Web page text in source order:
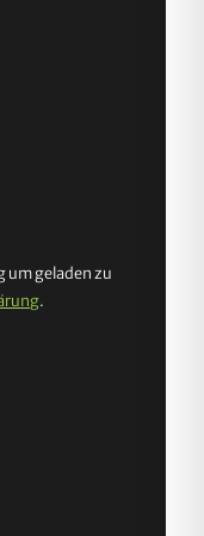
um geladen zu
.